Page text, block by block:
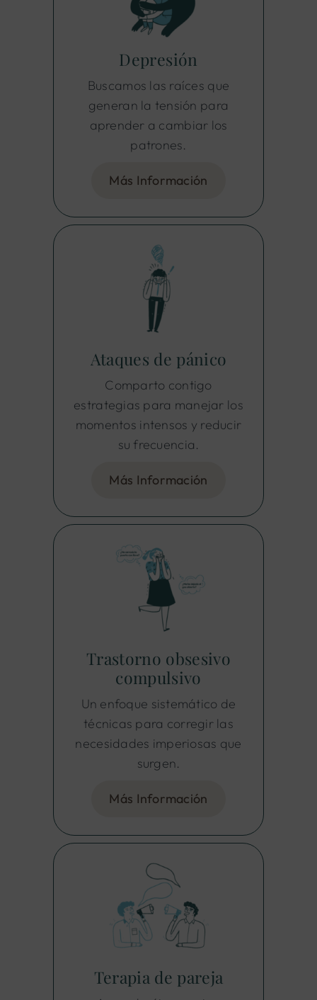
Depresión
Buscamos las raíces que
generan la tensión para
aprender a cambiar los
patrones.
Más Información
Ataques de pánico
Comparto contigo
estrategias para manejar los
momentos intensos y reducir
su frecuencia.
Más Información
Trastorno obsesivo
compulsivo
Un enfoque sistemático de
técnicas para corregir las
necesidades imperiosas que
surgen.
Más Información
Terapia de pareja